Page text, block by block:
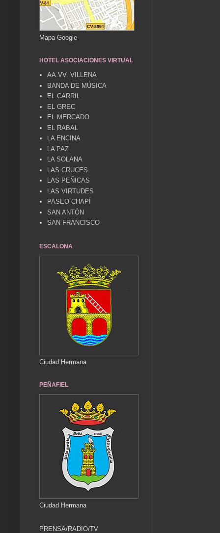
Mapa Google
HOTEL ASOCIACIONES VIRTUAL
AA.VV. VILLENA
BANDA DE MÚSICA
EL CARRIL
EL GREC
EL MERCADO
EL RABAL
LA ENCINA
LA PAZ
LA SOLANA
LAS CRUCES
LAS PEÑICAS
LAS VIRTUDES
PASEO CHAPÍ
SAN ANTÓN
SAN FRANCISCO
ESCALONA
Ciudad Hermana
PEÑAFIEL
Ciudad Hermana
PRENSA/RADIO/TV